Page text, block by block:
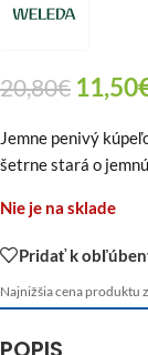
20,80€ 11,50
Jemne penivý
šetrne stará o
Nie je na sklade
Pridať k
Najnižšia cena produktu